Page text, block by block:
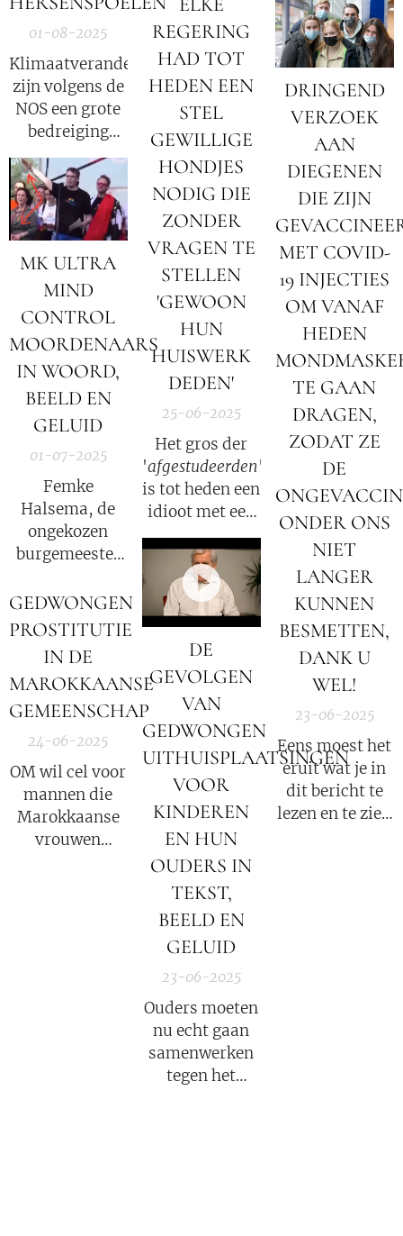
01-08-2025
Klimaatveranderingen
zijn volgens de
NOS een grote
bedreiging
voor de boeren
in Engeland.
MK ULTRA
MIND
CONTROL
MOORDENAARS
IN WOORD,
BEELD EN
GELUID
01-07-2025
Femke
Halsema, de
ongekozen
burgemeester
Amsterdam, is
een MK Ultra
Bitch (zie
foto's).
REGERING
HAD TOT
HEDEN EEN
STEL
GEWILLIGE
HONDJES
NODIG DIE
ZONDER
VRAGEN TE
STELLEN
'GEWOON
HUN
HUISWERK
DEDEN'
25-06-2025
Het gros der
'afgestudeerden'
is tot heden een
idioot met een
'intellectueel
randje '
en/of
aanmerkingen
had over ons
Nieuwsbericht.
GEDWONGEN
PROSTITUTIE
IN DE
MAROKKAANSE
GEMEENSCHAP
24-06-2025
OM wil cel voor
mannen die
Marokkaanse
vrouwen
DE
GEVOLGEN
VAN
GEDWONGEN
UITHUISPLAATSINGEN
VOOR
KINDEREN
EN HUN
OUDERS IN
TEKST,
BEELD EN
GELUID
23-06-2025
Ouders moeten
nu echt gaan
samenwerken
tegen het
DRINGEND
VERZOEK
AAN
DIEGENEN
DIE ZIJN
MET COVID-
19 INJECTIES
OM VANAF
HEDEN
TE GAAN
DRAGEN,
ZODAT ZE
DE
ONDER ONS
NIET
LANGER
KUNNEN
BESMETTEN,
DANK U
WEL!
23-06-2025
Eens moest het
eruit wat je in
dit bericht te
lezen en te zien